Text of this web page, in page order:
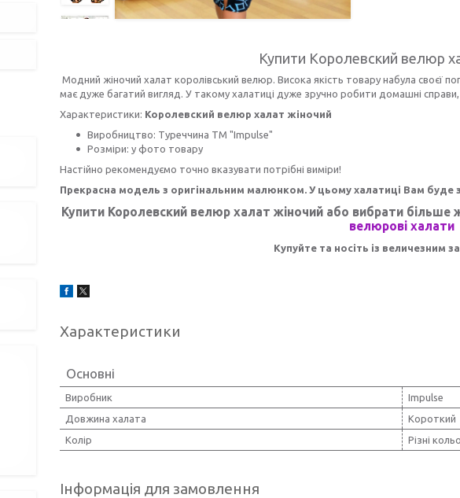
Купити Королевский велюр
Модний жіночий халат королівський велюр. Висока якість товару набула своєї
має дуже багатий вигляд. У такому халатиці дуже зручно робити домашні справи,
Характеристики: Королевский велюр халат жіночий
Виробництво: Туреччина ТМ "Impulse"
Розміри: у фото товару
Настійно рекомендуємо точно вказувати потрібні виміри!
Прекрасна модель з оригінальним малюнком. У цьому халатиці Вам буде
Купити Королевский велюр халат жіночийабо вибрати більше
велюрові халати
Купуйте та носіть із величезним
Характеристики
Основні
Виробник
Impulse
Довжина халата
Короткий
Колір
Різні
Інформація для замовлення